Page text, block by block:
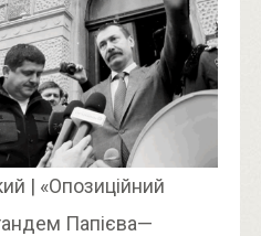
| «Опозиційний
Папієва—